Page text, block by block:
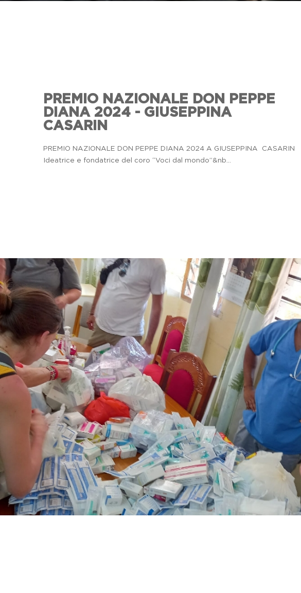
PREMIO NAZIONALE DON PEPPE
DIANA 2024 - GIUSEPPINA
CASARIN
PREMIO NAZIONALE DON PEPPE DIANA 2024 A GIUSEPPINA CASARIN
Ideatrice e fondatrice del coro “Voci dal mondo”&nb...